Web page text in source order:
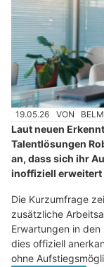
19.05.26 VON
Laut neuen
Talentlösungen
an, dass sich ihr
inoffiziell erweitert
Die Kurzumfrage
zusätzliche
Erwartungen in
dies offiziell
ohne